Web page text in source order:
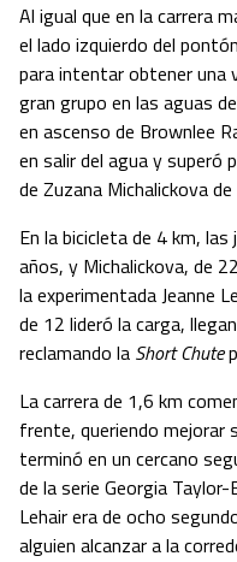
Al igual que en la carrera
el lado izquierdo del
para intentar obtener
gran grupo en las aguas
en ascenso de Brownlee
en salir del agua y superó
de Zuzana Michalickova
En la bicicleta de 4 km,
años, y Michalickova, de
la experimentada Jeanne
de 12 lideró la carga,
reclamando la Short Chute
La carrera de 1,6 km
frente, queriendo mejorar
terminó en un cercano
de la serie Georgia
Lehair era de ocho
alguien alcanzar a la